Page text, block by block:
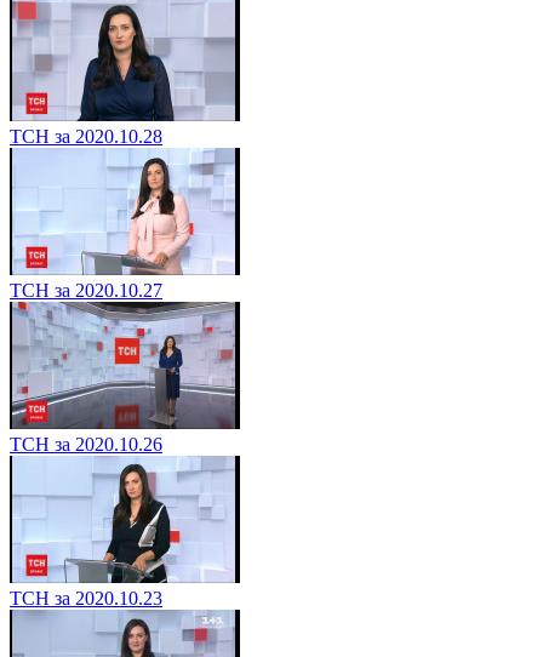
ТСН за 2020.10.28
ТСН за 2020.10.27
ТСН за 2020.10.26
ТСН за 2020.10.23